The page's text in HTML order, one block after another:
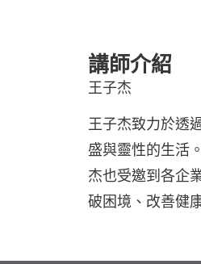
講師介紹
王子杰
王子杰致力於透
盛與靈性的生活
杰也受邀到各企
破困境、改善健